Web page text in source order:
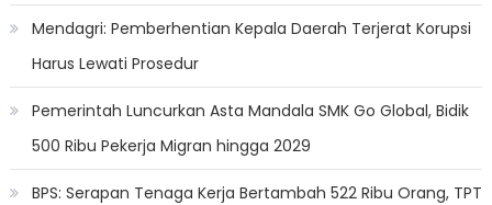
Mendagri: Pemberhentian Kepala Daerah Terjerat Korupsi
Harus Lewati Prosedur
Pemerintah Luncurkan Asta Mandala SMK Go Global, Bidik
500 Ribu Pekerja Migran hingga 2029
BPS: Serapan Tenaga Kerja Bertambah 522 Ribu Orang, TPT